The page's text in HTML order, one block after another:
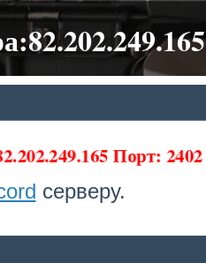
Порт: 2402
серверу.